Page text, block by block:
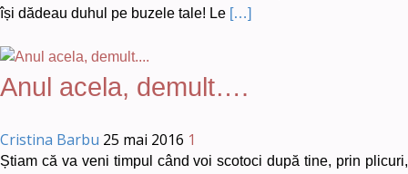
își dădeau duhul pe buzele tale! Le […]
Anul acela, demult….
Cristina Barbu 25 mai 2016 1
Știam că va veni timpul când voi scotoci după tine, prin plicuri,